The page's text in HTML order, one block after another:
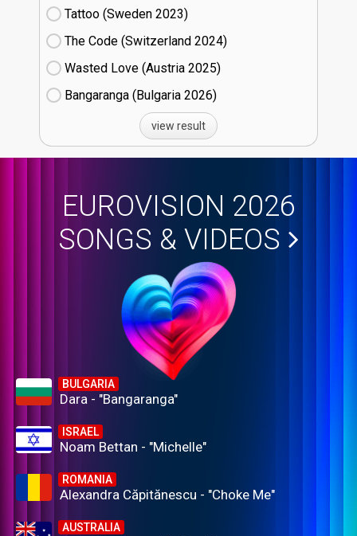
Tattoo (Sweden
23)
The Code (Switzerland
24)
Wasted Love (Austria
25)
Bangaranga (Bulgaria
26)
view result
EUROVISION 2026
SONGS & VIDEOS
BULGARIA
Dara - "Bangaranga"
ISRAEL
Noam Bettan - "Michelle"
ROMANIA
Alexandra Căpitănescu - "Choke Me"
AUSTRALIA